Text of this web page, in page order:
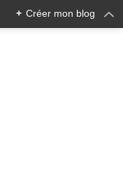
+ Créer mon blog